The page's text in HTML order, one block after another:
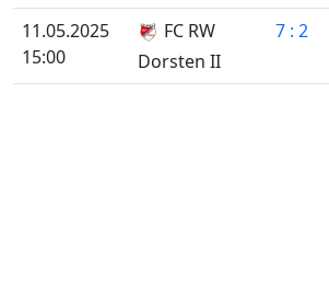
11.05.2025
15:00
FC RW
Dorsten II
7 : 2